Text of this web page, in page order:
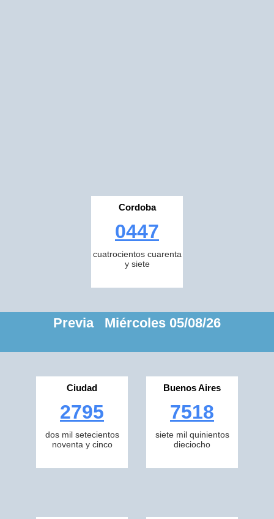
Cordoba
0447
cuatrocientos cuarenta
y siete
Previa Miércoles 05/08/26
Ciudad
2795
dos mil setecientos
noventa y cinco
Buenos Aires
7518
siete mil quinientos
dieciocho